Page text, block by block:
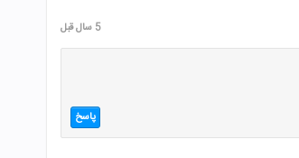
5 سال قبل
پاسخ